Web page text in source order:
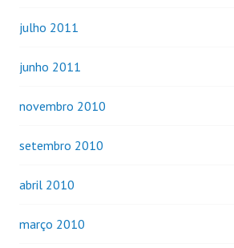
julho 2011
junho 2011
novembro 2010
setembro 2010
abril 2010
março 2010